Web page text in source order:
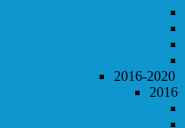
2016-2020
2016